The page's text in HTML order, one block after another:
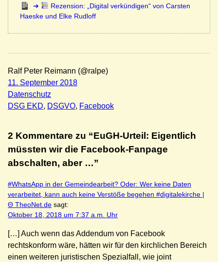
Rezension: „Digital verkündigen“ von Carsten
Haeske und Elke Rudloff
Ralf Peter Reimann (@ralpe)
11. September 2018
Datenschutz
DSG EKD, DSGVO, Facebook
2 Kommentare zu “EuGH-Urteil: Eigentlich
müssten wir die Facebook-Fanpage
abschalten, aber …”
#WhatsApp in der Gemeindearbeit? Oder: Wer keine Daten
verarbeitet, kann auch keine Verstöße begehen #digitalekirche |
Θ TheoNet.de sagt:
Oktober 18, 2018 um 7:37 a.m. Uhr
[…] Auch wenn das Addendum von Facebook
rechtskonform wäre, hätten wir für den kirchlichen Bereich
einen weiteren juristischen Spezialfall, wie joint